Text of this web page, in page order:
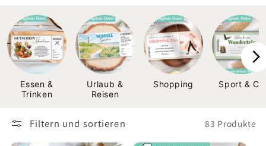
Essen &
Trinken
Urlaub &
Reisen
Shopping Sport & Co
Filtern und sortieren 83 Produkte